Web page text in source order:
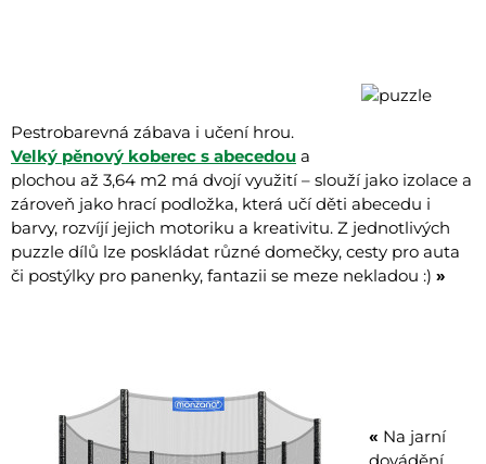
Pestrobarevná zábava i učení hrou.
Velký pěnový koberec s abecedou a
plochou až 3,64 m2 má dvojí využití – slouží jako izolace a
zároveň jako hrací podložka, která učí děti abecedu i
barvy, rozvíjí jejich motoriku a kreativitu. Z jednotlivých
puzzle dílů lze poskládat různé domečky, cesty pro auta
či postýlky pro panenky, fantazii se meze nekladou :) »
« Na jarní
dovádění